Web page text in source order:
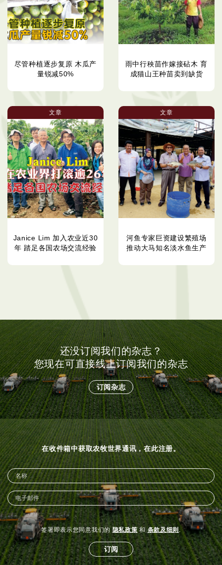
尽管种植逐步复原 木瓜产
量锐减50%
雨中行秧苗作嫁接砧木 育
成猫山王种苗卖到缺货
文章
Janice Lim 加入农业近30
年 踏足各国农场交流经验
文章
河鱼专家巨资建设繁殖场
推动大马知名淡水鱼生产
还没订阅我们的杂志？
您现在可直接线上订阅我们的杂志
订阅杂志
在收件箱中获取农牧世界通讯，在此注册。
签署即表示您同意我们的隐私政策 和条款及细则 .
订阅